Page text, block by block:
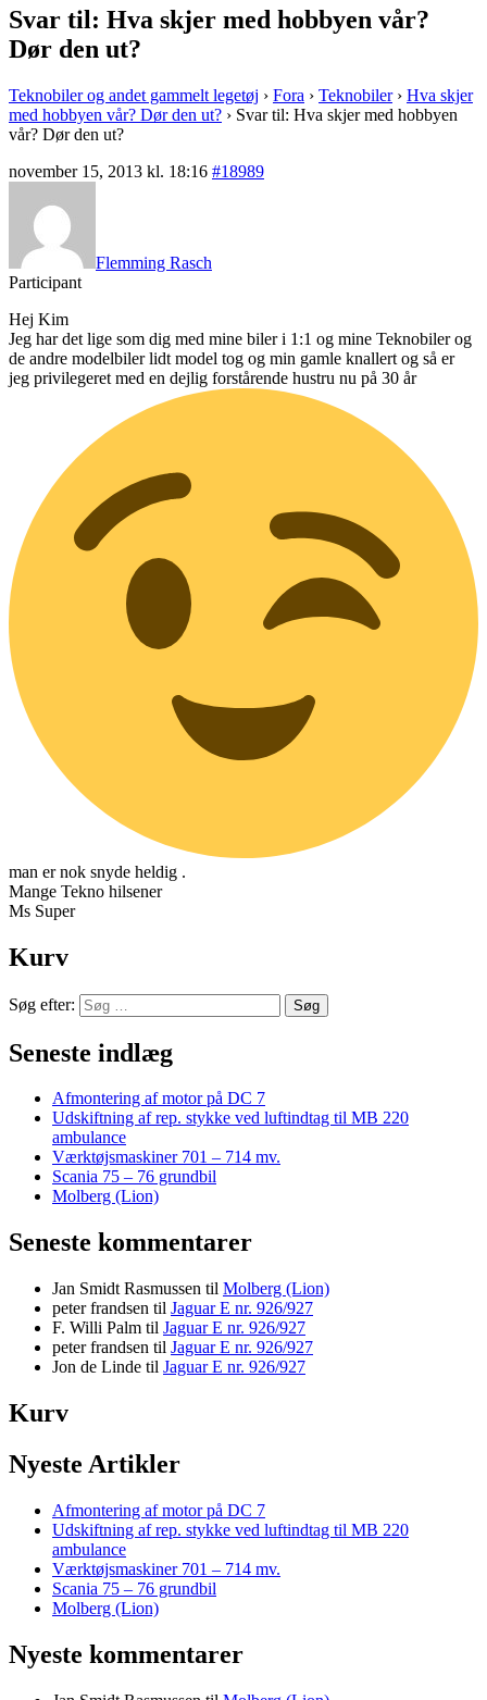
Svar til: Hva skjer med hobbyen vår?
Dør den ut?
Teknobiler og andet gammelt legetøj › Fora › Teknobiler › Hva skjer
med hobbyen vår? Dør den ut? › Svar til: Hva skjer med hobbyen
vår? Dør den ut?
november 15, 2013 kl. 18:16 #18989
Flemming Rasch
Participant
Hej Kim
Jeg har det lige som dig med mine biler i 1:1 og mine Teknobiler og
de andre modelbiler lidt model tog og min gamle knallert og så er
jeg privilegeret med en dejlig forstårende hustru nu på 30 år
man er nok snyde heldig .
Mange Tekno hilsener
Ms Super
Kurv
Søg efter:
Seneste indlæg
Afmontering af motor på DC 7
Udskiftning af rep. stykke ved luftindtag til MB 220
ambulance
Værktøjsmaskiner 701 – 714 mv.
Scania 75 – 76 grundbil
Molberg (Lion)
Seneste kommentarer
Jan Smidt Rasmussen til Molberg (Lion)
peter frandsen til Jaguar E nr. 926/927
F. Willi Palm til Jaguar E nr. 926/927
peter frandsen til Jaguar E nr. 926/927
Jon de Linde til Jaguar E nr. 926/927
Kurv
Nyeste Artikler
Afmontering af motor på DC 7
Udskiftning af rep. stykke ved luftindtag til MB 220
ambulance
Værktøjsmaskiner 701 – 714 mv.
Scania 75 – 76 grundbil
Molberg (Lion)
Nyeste kommentarer